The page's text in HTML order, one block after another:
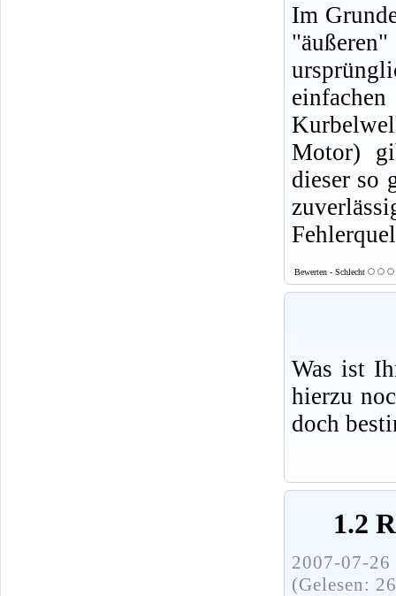
Im
Motor)
dieser so
Bewerten - Schlecht
Was ist
hierzu
doch
1.2
2007-07-
(Gelesen: